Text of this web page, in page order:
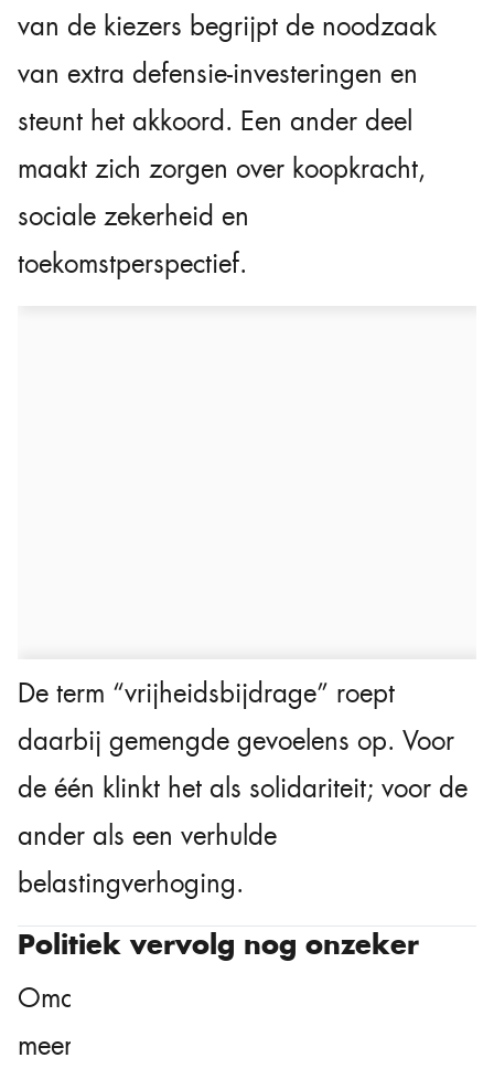
van de kiezers begrijpt de noodzaak
van extra defensie-investeringen en
steunt het akkoord. Een ander deel
maakt zich zorgen over koopkracht,
sociale zekerheid en
toekomstperspectief.
De term “vrijheidsbijdrage” roept
daarbij gemengde gevoelens op. Voor
de één klinkt het als solidariteit; voor de
ander als een verhulde
belastingverhoging.
Politiek vervolg nog onzeker
Omdat het kabinet geen ruime
meerderheid heeft, moeten veel